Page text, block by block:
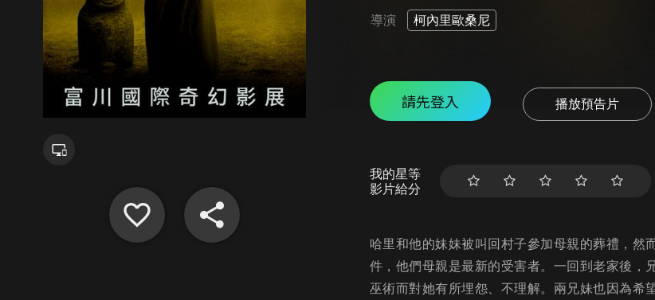
導演 柯內里歐桑尼
請先登入 播放預告片
我的星等
影片給分
哈里和他的妹妹被叫回村子參加母親的葬禮，然
件，他們母親是最新的受害者。一回到老家後，
巫術而對她有所埋怨、不理解。兩兄妹也因為